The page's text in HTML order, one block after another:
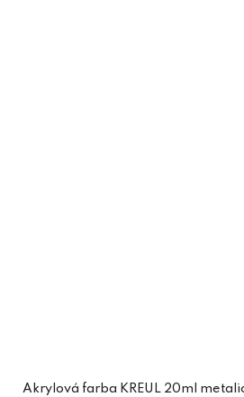
Akrylová farba KREUL 20ml